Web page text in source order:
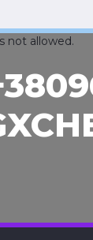
not allowed.